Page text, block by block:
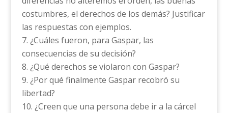
costumbres, el derechos de los demás? Justificar
las respuestas con ejemplos.
¿Cuáles fueron, para Gaspar, las
consecuencias de su decisión?
¿Qué derechos se violaron con Gaspar?
¿Por qué finalmente Gaspar recobró su
libertad?
¿Creen que una persona debe ir a la cárcel